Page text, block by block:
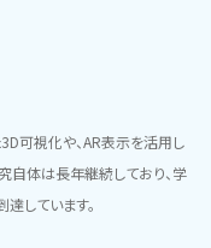
可視化や、AR表示を活用し
自体は長年継続しており、学
しています。